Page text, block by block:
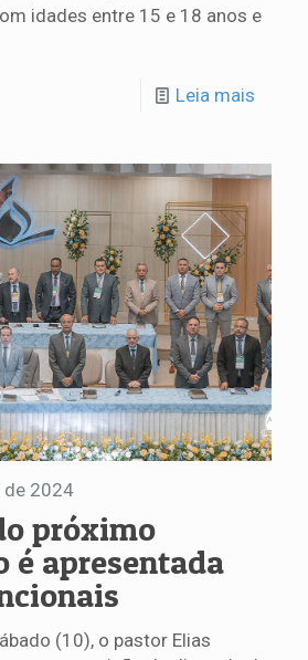
idades entre 15 e 18 anos e
Leia mais
de 2024
próximo
é apresentada
(10), o pastor Elias